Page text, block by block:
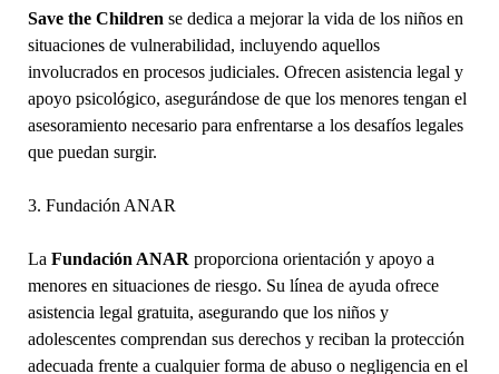
Save the Children se dedica a mejorar la vida de los niños en
situaciones de vulnerabilidad, incluyendo aquellos
involucrados en procesos judiciales. Ofrecen asistencia legal y
apoyo psicológico, asegurándose de que los menores tengan el
asesoramiento necesario para enfrentarse a los desafíos legales
que puedan surgir.
3. Fundación ANAR
La Fundación ANAR proporciona orientación y apoyo a
menores en situaciones de riesgo. Su línea de ayuda ofrece
asistencia legal gratuita, asegurando que los niños y
adolescentes comprendan sus derechos y reciban la protección
adecuada frente a cualquier forma de abuso o negligencia en el